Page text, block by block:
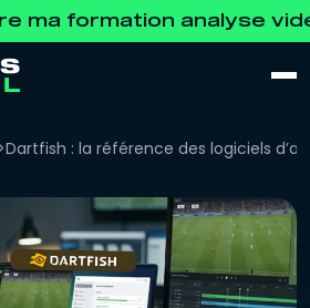
analyse vidéo
Dartfish : la référence des logiciels